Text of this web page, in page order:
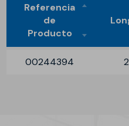
Referencia
de
Producto
00244394